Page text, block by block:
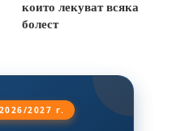
които лекуват всяка
болест
2027 г.